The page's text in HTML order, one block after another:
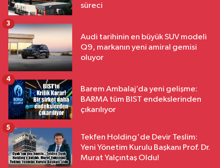
süreci
Audi tarihinin en büyük SUV modeli
Q9, markanın yeni amiral gemisi
oluyor
3
Barem Ambalaj’da yeni gelişme:
BARMA tüm BIST endekslerinden
çıkarılıyor
4
Tekfen Holding'de Devir Teslim:
Yeni Yönetim Kurulu Başkanı Prof. Dr.
Murat Yalçıntaş Oldu!
5